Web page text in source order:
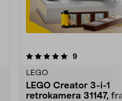
9anmeldelser
LEGO
LEGO Creator 3-i-1
retrokamera 31147,
4.5av 5 stjerner